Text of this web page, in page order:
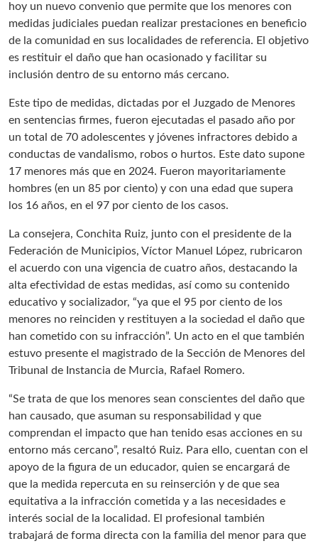
hoy un nuevo convenio que permite que los menores con
medidas judiciales puedan realizar prestaciones en beneficio
de la comunidad en sus localidades de referencia. El objetivo
es restituir el daño que han ocasionado y facilitar su
inclusión dentro de su entorno más cercano.
Este tipo de medidas, dictadas por el Juzgado de Menores
en sentencias firmes, fueron ejecutadas el pasado año por
un total de 70 adolescentes y jóvenes infractores debido a
conductas de vandalismo, robos o hurtos. Este dato supone
17 menores más que en 2024. Fueron mayoritariamente
hombres (en un 85 por ciento) y con una edad que supera
los 16 años, en el 97 por ciento de los casos.
La consejera, Conchita Ruiz, junto con el presidente de la
Federación de Municipios, Víctor Manuel López, rubricaron
el acuerdo con una vigencia de cuatro años, destacando la
alta efectividad de estas medidas, así como su contenido
educativo y socializador, “ya que el 95 por ciento de los
menores no reinciden y restituyen a la sociedad el daño que
han cometido con su infracción”. Un acto en el que también
estuvo presente el magistrado de la Sección de Menores del
Tribunal de Instancia de Murcia, Rafael Romero.
“Se trata de que los menores sean conscientes del daño que
han causado, que asuman su responsabilidad y que
comprendan el impacto que han tenido esas acciones en su
entorno más cercano”, resaltó Ruiz. Para ello, cuentan con el
apoyo de la figura de un educador, quien se encargará de
que la medida repercuta en su reinserción y de que sea
equitativa a la infracción cometida y a las necesidades e
interés social de la localidad. El profesional también
trabajará de forma directa con la familia del menor para que